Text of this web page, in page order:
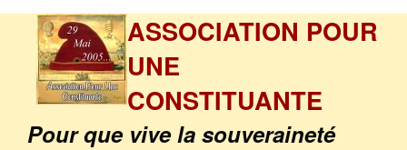
ASSOCIATION POUR
UNE
CONSTITUANTE
Pour que vive la souveraineté